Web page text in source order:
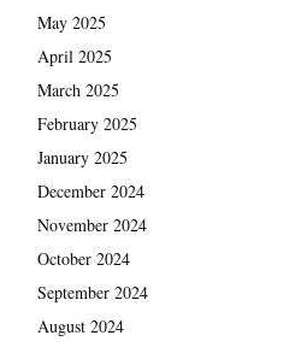
May 2025
April 2025
March 2025
February 2025
January 2025
December 2024
November 2024
October 2024
September 2024
August 2024